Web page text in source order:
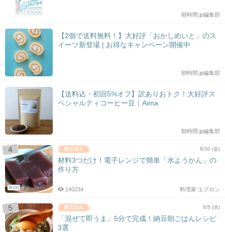
朝時間.jp編集部
【2個で送料無料！】大好評「おかしめいと」のス
イーツ新登場 | お得なキャンペーン開催中
朝時間.jp編集部
【送料込・初回5%オフ】訳ありおトク！大好評ス
ペシャルティコーヒー豆｜Aima
朝時間.jp編集部
BLOG
8/30 (金)
材料3つだけ！電子レンジで簡単「水ようかん」の
作り方
料理家 エプロン
140234
8/5 (水)
「混ぜて即うま」5分で完成！納豆朝ごはんレシピ
3選